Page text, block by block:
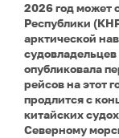
2026 год может
Республики
арктической
опубликовала
рейсов на этот
продлится с
китайских
Северному